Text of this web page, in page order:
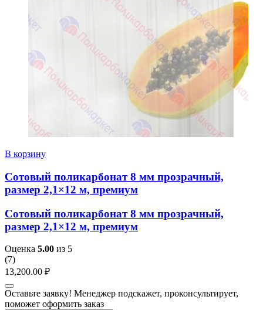
В корзину
Сотовый поликарбонат 8 мм прозрачный,
размер 2,1×12 м, премиум
Сотовый поликарбонат 8 мм прозрачный,
размер 2,1×12 м, премиум
Оценка 5.00 из 5
(7)
13,200.00 ₽
Оставьте заявку! Менеджер подскажет, проконсультирует,
поможет оформить заказ